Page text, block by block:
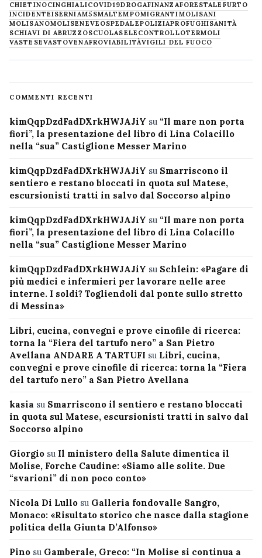
CHIETINOCINGHIALICOVID19DROGAFINANZAFORESTALE FURTO
INCIDENTEISERNIAM5SMALTEMPOMIGRANTIMOLISANI
MOLISANOMOLISENEVE OSPEDALEPOLIZIAPROFUGHISANITÀ
SCHIAVI DI ABRUZZOSCUOLASELECONTROLLOTERMOLI
VASTESEVASTOVENAFROVIABILITÀVIGILI DEL FUOCO
COMMENTI RECENTI
kimQqpDzdFadDXrkHWJAJiY su “Il mare non porta
fiori”, la presentazione del libro di Lina Colacillo
nella “sua” Castiglione Messer Marino
kimQqpDzdFadDXrkHWJAJiY su Smarriscono il
sentiero e restano bloccati in quota sul Matese,
escursionisti tratti in salvo dal Soccorso alpino
kimQqpDzdFadDXrkHWJAJiY su “Il mare non porta
fiori”, la presentazione del libro di Lina Colacillo
nella “sua” Castiglione Messer Marino
kimQqpDzdFadDXrkHWJAJiY su Schlein: «Pagare di
più medici e infermieri per lavorare nelle aree
interne. I soldi? Togliendoli dal ponte sullo stretto
di Messina»
Libri, cucina, convegni e prove cinofile di ricerca:
torna la “Fiera del tartufo nero” a San Pietro
Avellana ANDARE A TARTUFI su Libri, cucina,
convegni e prove cinofile di ricerca: torna la “Fiera
del tartufo nero” a San Pietro Avellana
kasia su Smarriscono il sentiero e restano bloccati
in quota sul Matese, escursionisti tratti in salvo dal
Soccorso alpino
Giorgio su Il ministero della Salute dimentica il
Molise, Forche Caudine: «Siamo alle solite. Due
“svarioni” di non poco conto»
Nicola Di Lullo su Galleria fondovalle Sangro,
Monaco: «Risultato storico che nasce dalla stagione
politica della Giunta D’Alfonso»
Pino su Gamberale, Greco: “In Molise si continua a